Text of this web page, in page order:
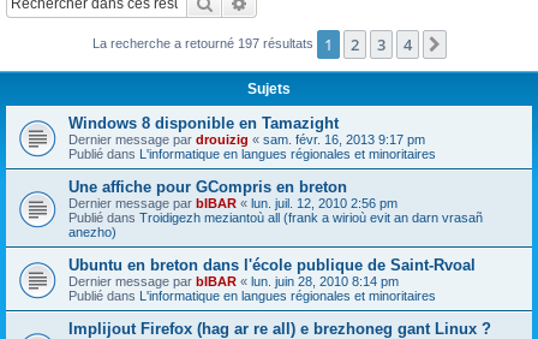
c
La recherche a retourné 197 résultats 1 2 3 4
Sujets
Windows 8 disponible en Tamazight
Dernier message par drouizig « sam. févr. 16, 2013 9:17 pm
Publié dans L'informatique en langues régionales et minoritaires
Une affiche pour GCompris en breton
Dernier message par bIBAR « lun. juil. 12, 2010 2:56 pm
Publié dans Troidigezh meziantoù all (frank a wirioù evit an darn vrasañ
anezho)
Ubuntu en breton dans l'école publique de Saint-Rvoal
Dernier message par bIBAR « lun. juin 28, 2010 8:14 pm
Publié dans L'informatique en langues régionales et minoritaires
Implijout Firefox (hag ar re all) e brezhoneg gant Linux ?